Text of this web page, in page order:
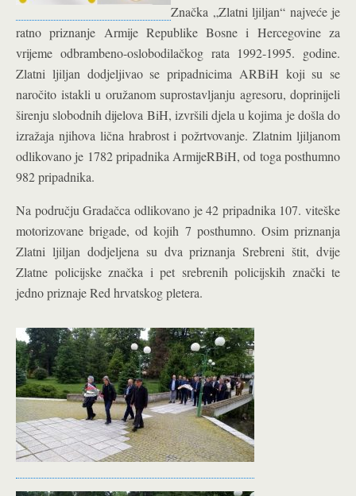
Značka „Zlatni ljiljan“ najveće je
ratno priznanje Armije Republike Bosne i Hercegovine za
vrijeme odbrambeno-oslobodilačkog rata 1992-1995. godine.
Zlatni ljiljan dodjeljivao se pripadnicima ARBiH koji su se
naročito istakli u oružanom suprostavljanju agresoru, doprinijeli
širenju slobodnih dijelova BiH, izvršili djela u kojima je došla do
izražaja njihova lična hrabrost i požrtvovanje.Zlatnim ljiljanom
odlikovano je 1782 pripadnika ArmijeRBiH, od toga posthumno
982 pripadnika.
Na području Gradačca odlikovano je 42 pripadnika 107. viteške
motorizovane brigade, od kojih 7 posthumno. Osim priznanja
Zlatni ljiljan dodjeljena su dva priznanja Srebreni štit, dvije
Zlatne policijske značka i pet srebrenih policijskih znački te
jedno priznaje Red hrvatskog pletera.